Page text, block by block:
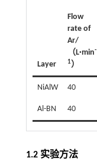
Layer
Flow
rate of
Ar/
（L·min-
1）
NiAlW 40
Al-BN 40
1.2 实验方法